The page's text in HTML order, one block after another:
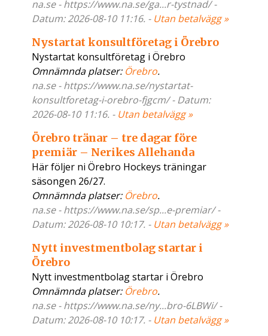
na.se - https://www.na.se/ga...r-tystnad/ -
Datum: 2026-08-10 11:16. - Utan betalvägg »
Nystartat konsultföretag i Örebro
Nystartat konsultföretag i Örebro
Omnämnda platser: Örebro.
na.se - https://www.na.se/nystartat-
konsultforetag-i-orebro-fjgcm/ - Datum:
2026-08-10 11:16. - Utan betalvägg »
Örebro tränar – tre dagar före
premiär – Nerikes Allehanda
Här följer ni Örebro Hockeys träningar
säsongen 26/27.
Omnämnda platser: Örebro.
na.se - https://www.na.se/sp...e-premiar/ -
Datum: 2026-08-10 10:17. - Utan betalvägg »
Nytt investmentbolag startar i
Örebro
Nytt investmentbolag startar i Örebro
Omnämnda platser: Örebro.
na.se - https://www.na.se/ny...bro-6LBWi/ -
Datum: 2026-08-10 10:17. - Utan betalvägg »